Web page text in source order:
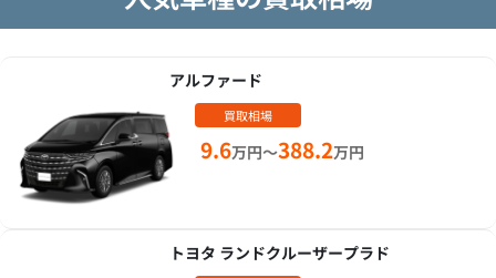
アルファード
買取相場
9.6万円～388.2万円
トヨタ ランドクルーザープラド